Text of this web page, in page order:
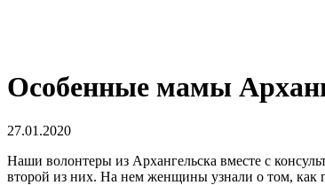
Особенные мамы
27.01.2020
Наши волонтеры из Архангельска вместе с
второй из них. На нем женщины узнали о том, как